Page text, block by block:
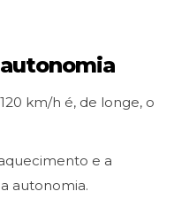
km/h é, de longe, o
e a
autonomia.